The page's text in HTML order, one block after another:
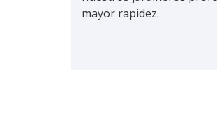
mayor rapidez.